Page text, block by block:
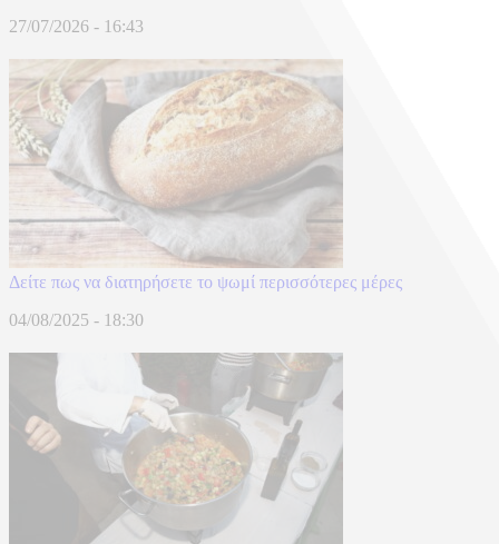
27/07/2026 - 16:43
Δείτε πως να διατηρήσετε το ψωμί περισσότερες μέρες
04/08/2025 - 18:30